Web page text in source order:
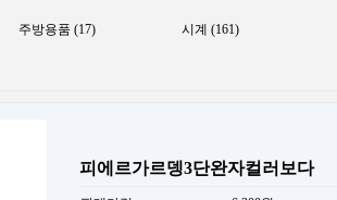
주방용품 (17)
시계 (161)
피에르가르뎅3단완자컬러보다